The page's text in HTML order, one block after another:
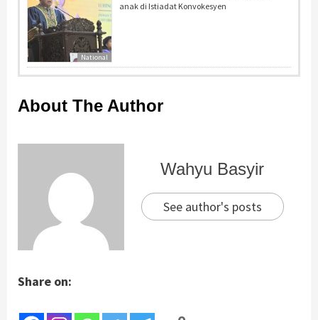
National
anak di Istiadat Konvokesyen
About The Author
Wahyu Basyir
See author's posts
Share on: